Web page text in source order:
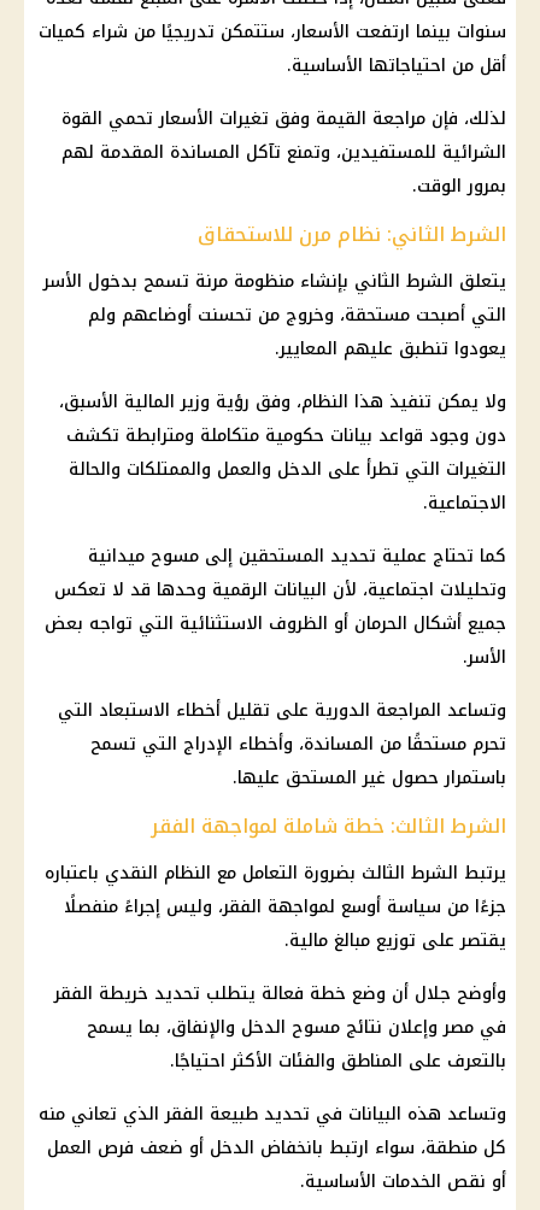
سنوات بينما ارتفعت الأسعار، ستتمكن تدريجيًا من شراء كميات
أقل من احتياجاتها الأساسية.
لذلك، فإن مراجعة القيمة وفق تغيرات الأسعار تحمي القوة
الشرائية للمستفيدين، وتمنع تآكل المساندة المقدمة لهم
بمرور الوقت.
الشرط الثاني: نظام مرن للاستحقاق
يتعلق الشرط الثاني بإنشاء منظومة مرنة تسمح بدخول الأسر
التي أصبحت مستحقة، وخروج من تحسنت أوضاعهم ولم
يعودوا تنطبق عليهم المعايير.
ولا يمكن تنفيذ هذا النظام، وفق رؤية وزيرالمالية الأسبق،
دون وجود قواعد بيانات حكومية متكاملة ومترابطة تكشف
التغيرات التي تطرأ على الدخل والعمل والممتلكات والحالة
الاجتماعية.
كما تحتاج عملية تحديد المستحقين إلى مسوح ميدانية
وتحليلات اجتماعية، لأن البيانات الرقمية وحدها قد لا تعكس
جميع أشكال الحرمان أو الظروف الاستثنائية التي تواجه بعض
الأسر.
وتساعد المراجعة الدورية على تقليل أخطاء الاستبعاد التي
تحرم مستحقًا من المساندة، وأخطاء الإدراج التي تسمح
باستمرار حصول غير المستحق عليها.
الشرط الثالث: خطة شاملة لمواجهة الفقر
يرتبط الشرط الثالث بضرورة التعامل مع النظام النقدي باعتباره
جزءًا من سياسة أوسع لمواجهة الفقر، وليس إجراءً منفصلًا
يقتصر على توزيع مبالغمالية.
وأوضح جلال أن وضع خطة فعالة يتطلب تحديد خريطة الفقر
في مصر وإعلان نتائج مسوح الدخل والإنفاق، بما يسمح
بالتعرف على المناطق والفئات الأكثر احتياجًا.
وتساعد هذه البيانات في تحديد طبيعة الفقر الذي تعاني منه
كل منطقة، سواء ارتبط بانخفاض الدخل أو ضعف فرص العمل
أو نقص الخدمات الأساسية.